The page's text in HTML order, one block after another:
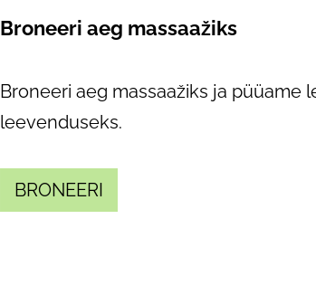
Broneeri aeg massaažiks
Broneeri aeg massaažiks ja püüame
leevenduseks.
BRONEERI